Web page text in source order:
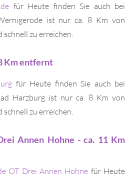
für Heute finden Sie auch bei
ist nur ca. 8 Km von
zu erreichen.
Km entfernt
für Heute finden Sie auch bei
Harzburg ist nur ca. 8 Km von
zu erreichen.
Annen Hohne - ca. 11 Km
OT Drei Annen Hohne für Heute